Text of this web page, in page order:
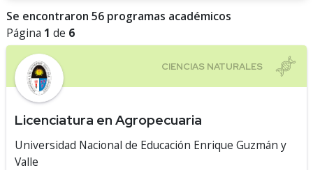
Se encontraron 56 programas académicos
Página 1 de 6
Licenciatura en Agropecuaria
Universidad Nacional de Educación Enrique Guzmán y
Valle